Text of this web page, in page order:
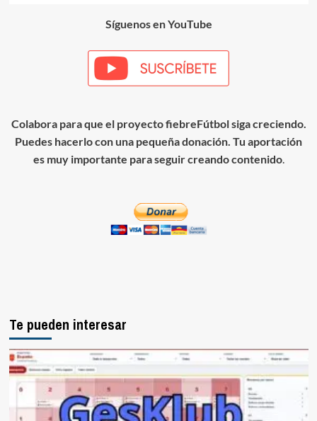
Síguenos en YouTube
Colabora para que el proyecto fiebreFútbol siga creciendo.
Puedes hacerlo con una pequeña donación. Tu aportación
es muy importante para seguir creando contenido.
Te pueden interesar